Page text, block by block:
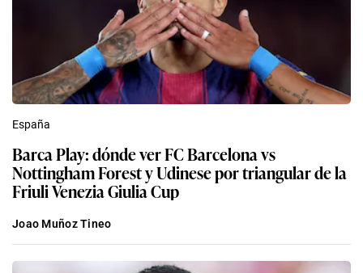
España
Barca Play: dónde ver FC Barcelona vs
Nottingham Forest y Udinese por triangular de la
Friuli Venezia Giulia Cup
Joao Muñoz Tineo